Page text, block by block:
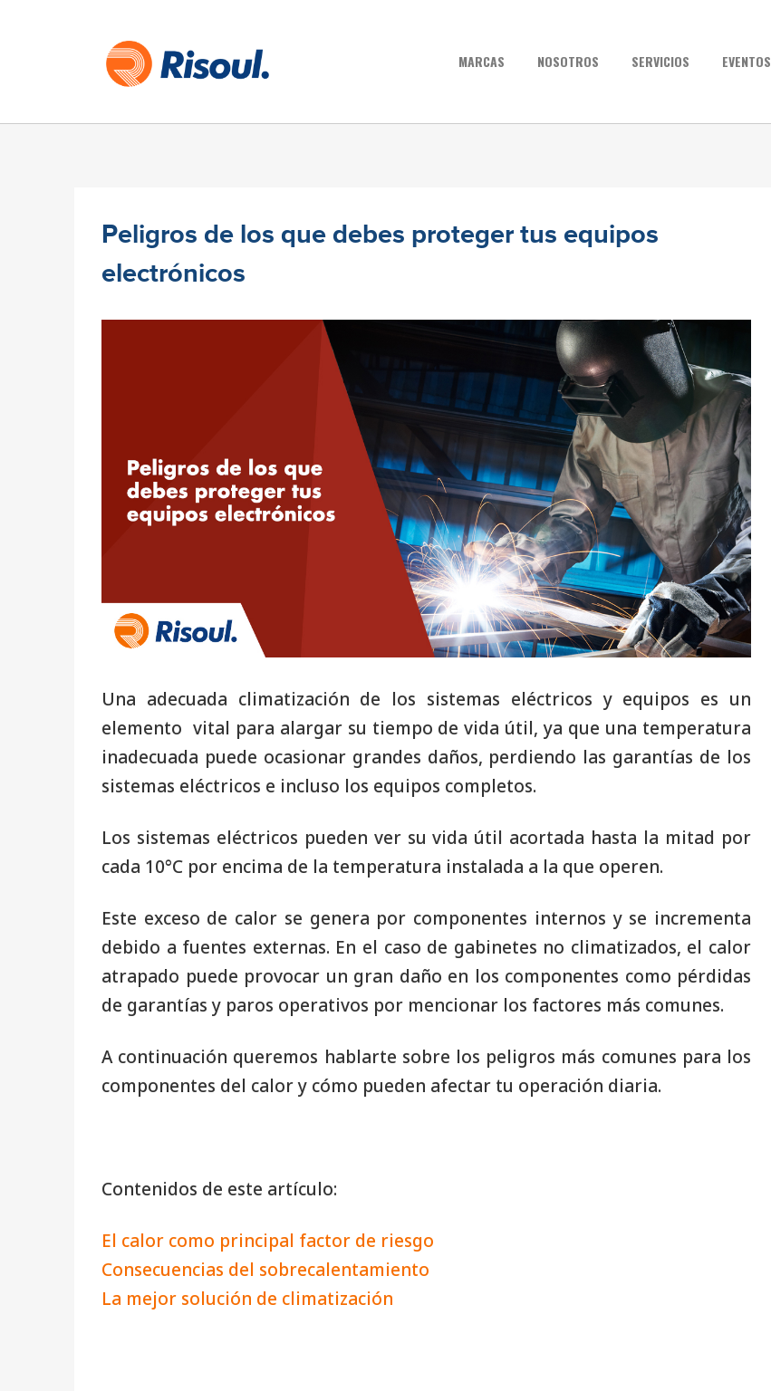
MARCAS NOSOTROS SERVICIOS EVENTOS
Peligros de los que debes proteger tus equipos
electrónicos
Una adecuada climatización de los sistemas eléctricos y equipos es un
elemento vital para alargar su tiempo de vida útil, ya que una temperatura
inadecuada puede ocasionar grandes daños, perdiendo las garantías de los
sistemas eléctricos e incluso los equipos completos.
Los sistemas eléctricos pueden ver su vida útil acortada hasta la mitad por
cada 10°C por encima de la temperatura instalada a la que operen.
Este exceso de calor se genera por componentes internos y se incrementa
debido a fuentes externas. En el caso de gabinetes no climatizados, el calor
atrapado puede provocar un gran daño en los componentes como pérdidas
de garantías y paros operativos por mencionar los factores más comunes.
A continuación queremos hablarte sobre los peligros más comunes para los
componentes del calor y cómo pueden afectar tu operación diaria.
Contenidos de este artículo:
El calor como principal factor de riesgo
Consecuencias del sobrecalentamiento
La mejor solución de climatización